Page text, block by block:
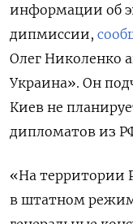
информации об
дипмиссии,
Олег Николенко
Украина». Он
Киев не
дипломатов из
«На территории
в штатном